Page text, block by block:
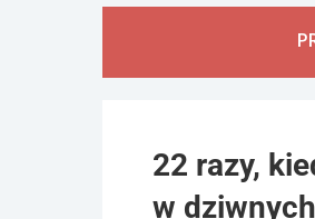
22 razy,
w